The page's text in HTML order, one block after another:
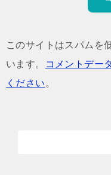
このサイトはスパムを
います。
コメントデー
ください。